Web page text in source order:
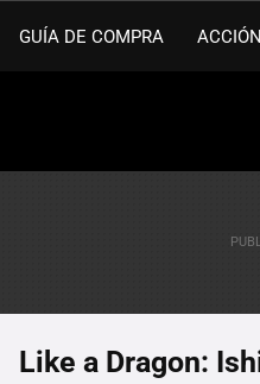
GUÍA DE COMPRA ACCIÓN
Like a Dragon: